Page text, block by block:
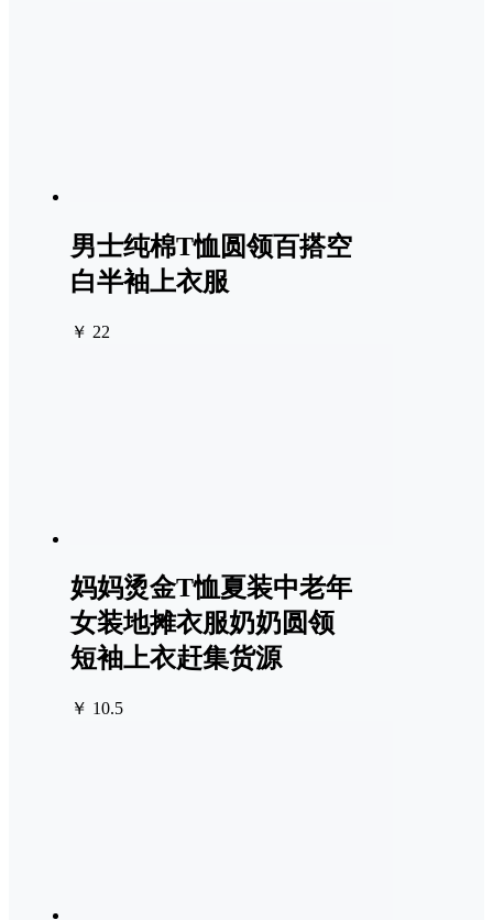
男士纯棉T恤圆领百搭空
白半袖上衣服
￥ 22
妈妈烫金T恤夏装中老年
女装地摊衣服奶奶圆领
短袖上衣赶集货源
￥ 10.5